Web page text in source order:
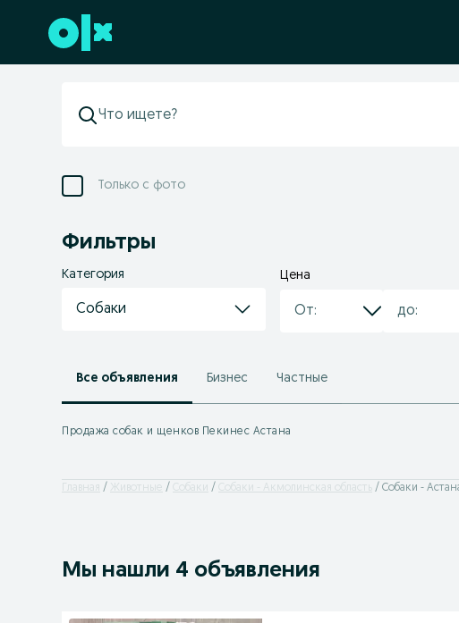
Перейти к нижнему колонтитулу
Только с фото
Фильтры
Категория
Собаки
Цена
Все объявления Бизнес Частные
Продажа собак и щенков Пекинес Астана
Главная Животные Собаки Собаки - Акмолинская область Собаки -
Мы нашли 4 объявления